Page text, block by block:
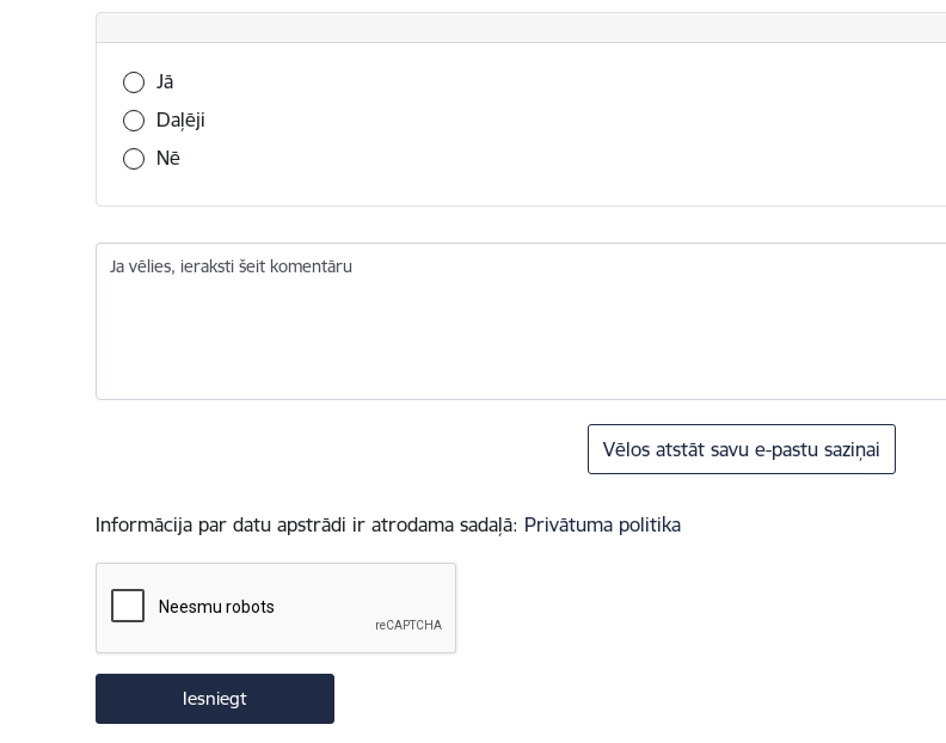
Vai šī informācija bija noderīga?
Jā
Daļēji
Nē
Ja vēlies, ieraksti šeit komentāru
Vēlos atstāt savu e-pastu saziņai
Informācija par datu apstrādi ir atrodama sadaļā: Privātuma politika